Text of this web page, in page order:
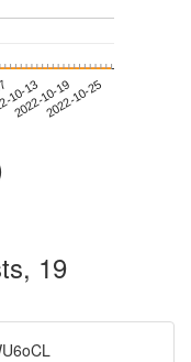
10-13
2022-10-192022-10-25
19